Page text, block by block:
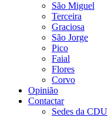
São Miguel
Terceira
Graciosa
São Jorge
Pico
Faial
Flores
Corvo
Opinião
Contactar
Sedes da CDU